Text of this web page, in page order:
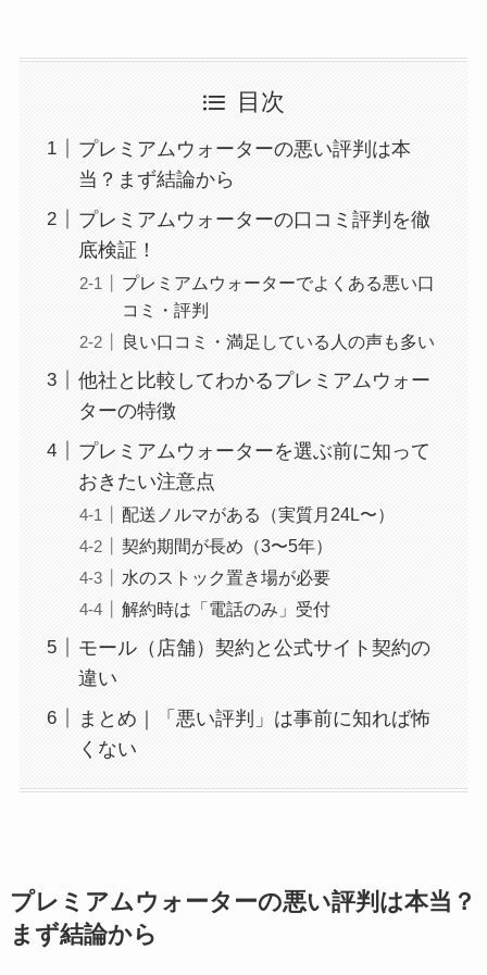
目次
プレミアムウォーターの悪い評判は本
当？まず結論から
プレミアムウォーターの口コミ評判を徹
底検証！
プレミアムウォーターでよくある悪い口
コミ・評判
良い口コミ・満足している人の声も多い
他社と比較してわかるプレミアムウォー
ターの特徴
プレミアムウォーターを選ぶ前に知って
おきたい注意点
配送ノルマがある（実質月24L〜）
契約期間が長め（3〜5年）
水のストック置き場が必要
解約時は「電話のみ」受付
モール（店舗）契約と公式サイト契約の
違い
まとめ｜「悪い評判」は事前に知れば怖
くない
プレミアムウォーターの悪い評判は本当？
まず結論から